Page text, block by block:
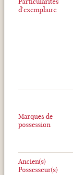
d'exemplaire
Marques de
possession
Ancien(s)
Possesseur(s)